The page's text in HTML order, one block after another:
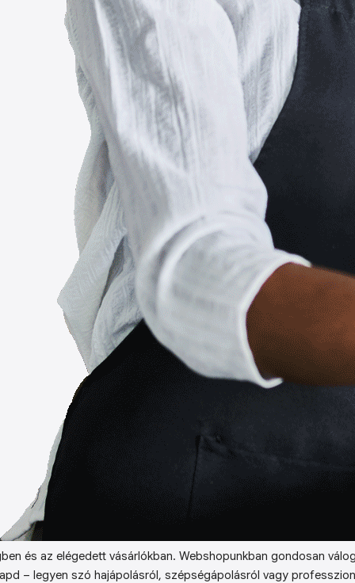
és az elégedett vásárlókban. Webshopunkban gondosan
– legyen szó hajápolásról, szépségápolásról vagy